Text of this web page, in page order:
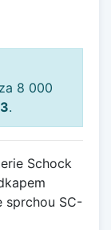
8 000
.
Schock
sprchou SC-